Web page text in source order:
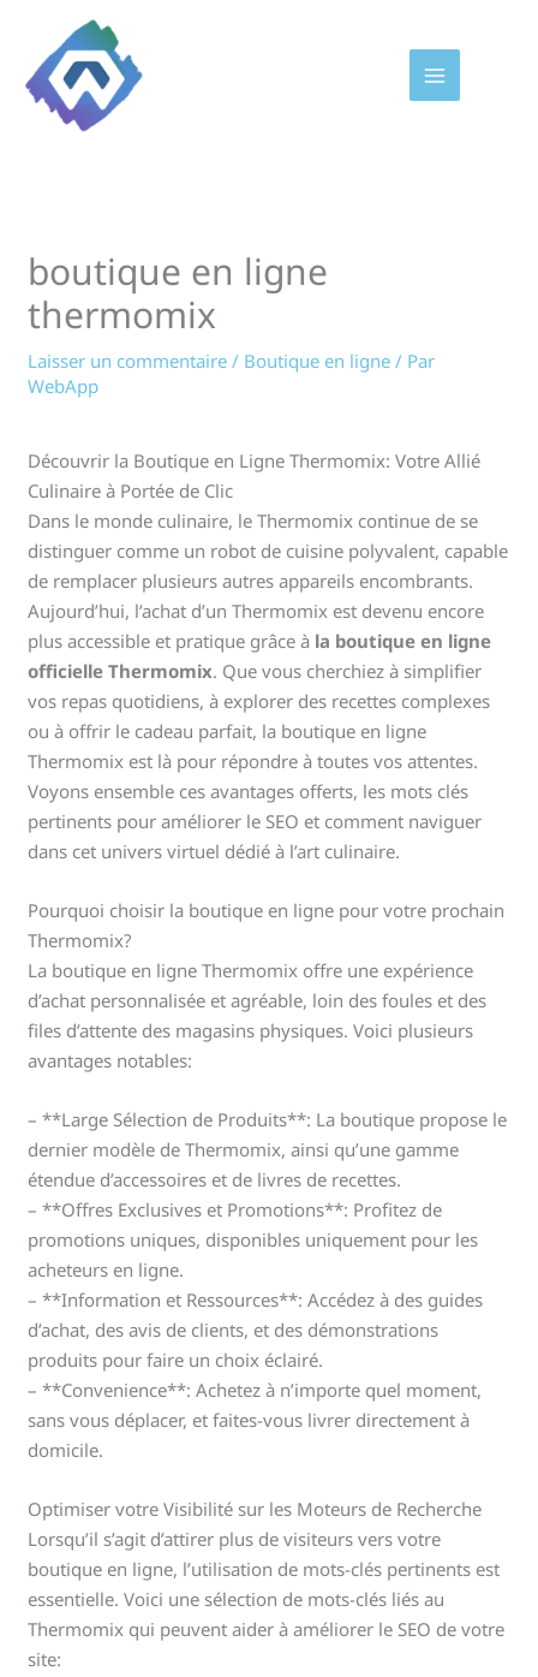
contenu
boutique en ligne
thermomix
Laisser un commentaire / Boutique en ligne / Par
WebApp
Découvrir la Boutique en Ligne Thermomix: Votre Allié
Culinaire à Portée de Clic
Dans le monde culinaire, le Thermomix continue de se
distinguer comme un robot de cuisine polyvalent, capable
de remplacer plusieurs autres appareils encombrants.
Aujourd’hui, l’achat d’un Thermomix est devenu encore
plus accessible et pratique grâce à la boutique en ligne
officielle Thermomix. Que vous cherchiez à simplifier
vos repas quotidiens, à explorer des recettes complexes
ou à offrir le cadeau parfait, la boutique en ligne
Thermomix est là pour répondre à toutes vos attentes.
Voyons ensemble ces avantages offerts, les mots clés
pertinents pour améliorer le SEO et comment naviguer
dans cet univers virtuel dédié à l’art culinaire.
Pourquoi choisir la boutique en ligne pour votre prochain
Thermomix?
La boutique en ligne Thermomix offre une expérience
d’achat personnalisée et agréable, loin des foules et des
files d’attente des magasins physiques. Voici plusieurs
avantages notables:
– **Large Sélection de Produits**: La boutique propose le
dernier modèle de Thermomix, ainsi qu’une gamme
étendue d’accessoires et de livres de recettes.
– **Offres Exclusives et Promotions**: Profitez de
promotions uniques, disponibles uniquement pour les
acheteurs en ligne.
– **Information et Ressources**: Accédez à des guides
d’achat, des avis de clients, et des démonstrations
produits pour faire un choix éclairé.
– **Convenience**: Achetez à n’importe quel moment,
sans vous déplacer, et faites-vous livrer directement à
domicile.
Optimiser votre Visibilité sur les Moteurs de Recherche
Lorsqu’il s’agit d’attirer plus de visiteurs vers votre
boutique en ligne, l’utilisation de mots-clés pertinents est
essentielle. Voici une sélection de mots-clés liés au
Thermomix qui peuvent aider à améliorer le SEO de votre
site: